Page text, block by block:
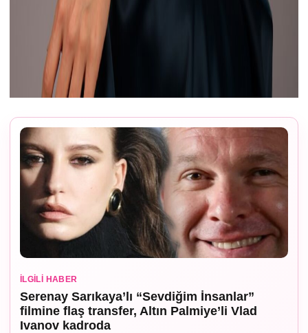
İLGILI HABER
Serenay Sarıkaya’lı “Sevdiğim İnsanlar”
filmine flaş transfer, Altın Palmiye’li Vlad
Ivanov kadroda